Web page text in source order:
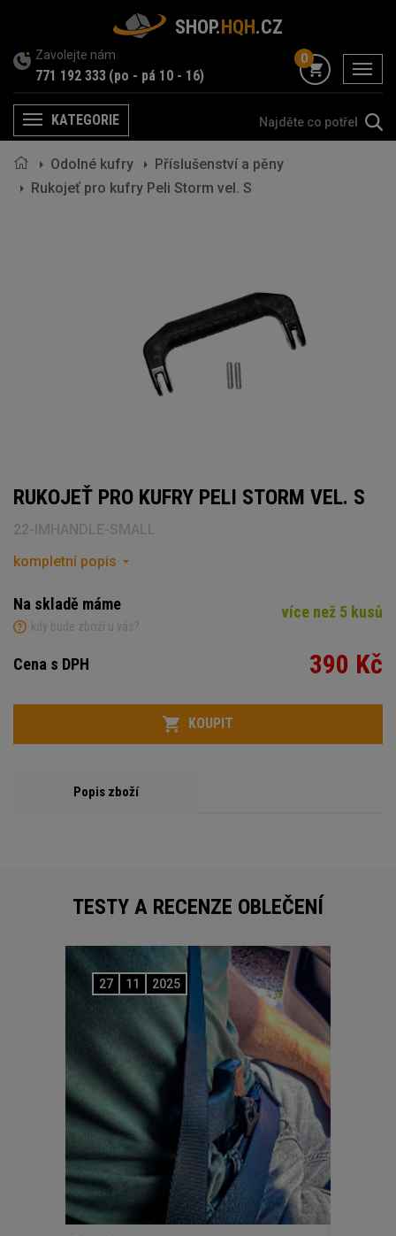
SHOP.HQH.CZ
Zavolejte nám
771 192 333 (po - pá 10 - 16) menu
0
MenuKATEGORIE
Odolné kufry
Příslušenství a pěny
Rukojeť pro kufry Peli Storm vel. S
RUKOJEŤ PRO KUFRY PELI STORM VEL. S
22-IMHANDLE-SMALL
kompletní popis
Na skladě máme
kdy bude zboží u vás?
více než 5 kusů
Cena s DPH 390 Kč
Počet
KOUPIT
Popis zboží
TESTY A RECENZE OBLEČENÍ
27 11 2025